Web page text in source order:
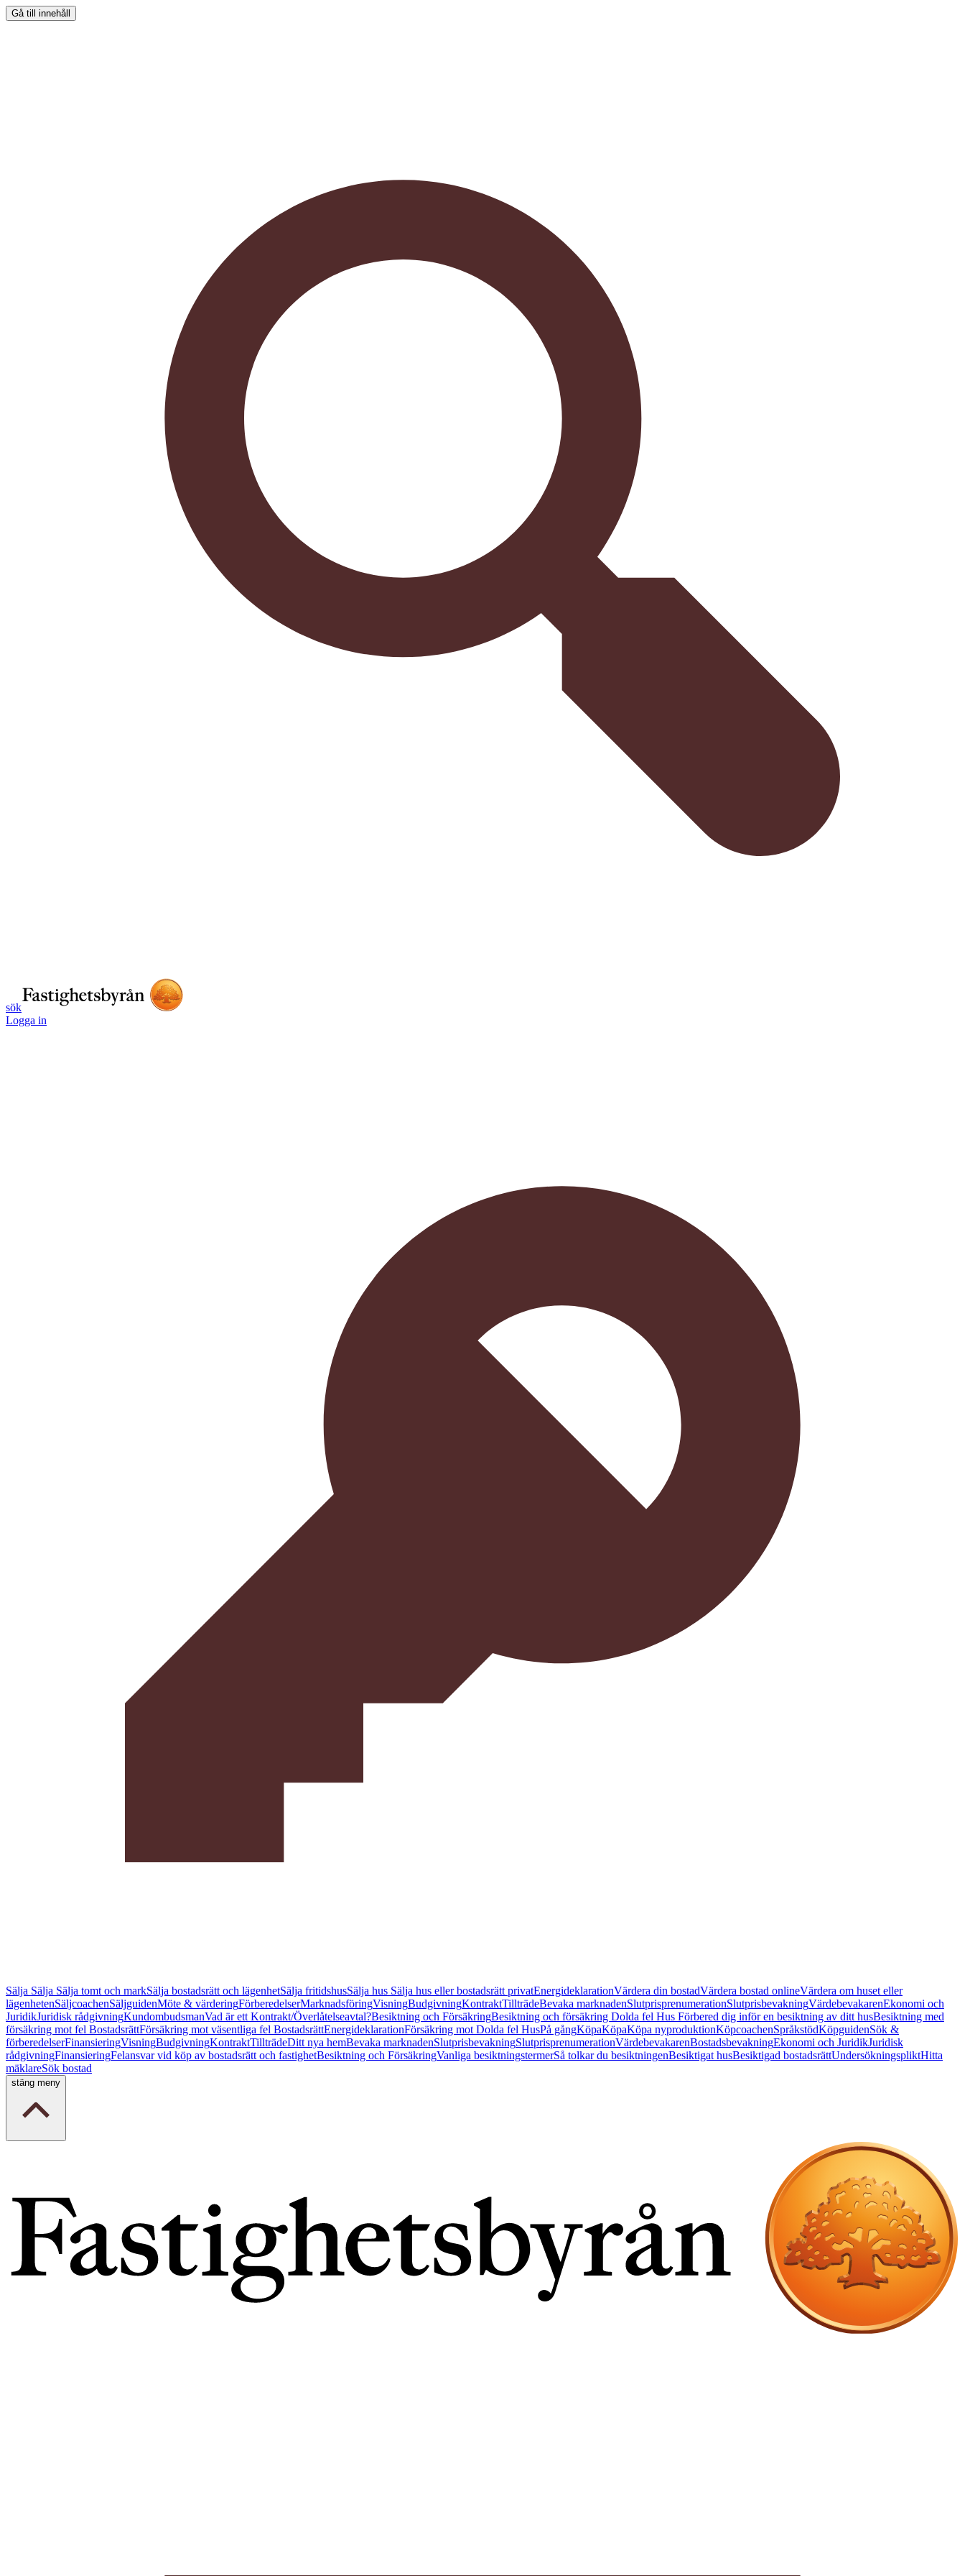
Gå till innehåll
sök
Logga in
Sälja Sälja Sälja tomt och markSälja bostadsrätt och lägenhetSälja fritidshusSälja hus Sälja hus eller bostadsrätt privatEnergideklarationVärdera din bostadVärdera bostad onlineVärdera om huset eller
lägenhetenSäljcoachenSäljguidenMöte & värderingFörberedelserMarknadsföringVisningBudgivningKontraktTillträdeBevaka marknadenSlutprisprenumerationSlutprisbevakningVärdebevakarenEkonomi och
JuridikJuridisk rådgivningKundombudsmanVad är ett Kontrakt/Överlåtelseavtal?Besiktning och FörsäkringBesiktning och försäkring Dolda fel Hus Förbered dig inför en besiktning av ditt husBesiktning med
försäkring mot fel BostadsrättFörsäkring mot väsentliga fel BostadsrättEnergideklarationFörsäkring mot Dolda fel HusPå gångKöpaKöpaKöpa nyproduktionKöpcoachenSpråkstödKöpguidenSök &
förberedelserFinansieringVisningBudgivningKontraktTillträdeDitt nya hemBevaka marknadenSlutprisbevakningSlutprisprenumerationVärdebevakarenBostadsbevakningEkonomi och JuridikJuridisk
rådgivningFinansieringFelansvar vid köp av bostadsrätt och fastighetBesiktning och FörsäkringVanliga besiktningstermerSå tolkar du besiktningenBesiktigat husBesiktigad bostadsrättUndersökningspliktHitta
mäklareSök bostad
stäng meny